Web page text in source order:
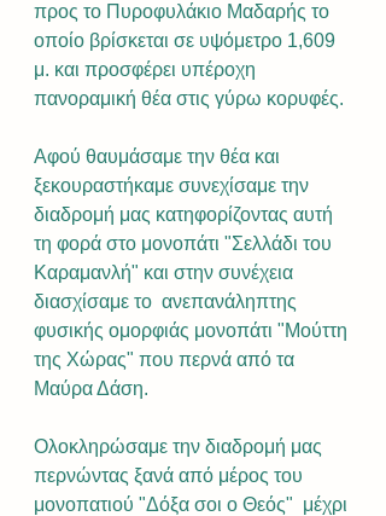
προς το Πυροφυλάκιο Μαδαρής το
οποίο βρίσκεται σε υψόμετρο 1,609
μ. και προσφέρει υπέροχη
πανοραμική θέα στις γύρω κορυφές.
Αφού θαυμάσαμε την θέα και
ξεκουραστήκαμε συνεχίσαμε την
διαδρομή μας κατηφορίζοντας αυτή
τη φορά στο μονοπάτι "Σελλάδι του
Καραμανλή" και στην συνέχεια
διασχίσαμε το  ανεπανάληπτης
φυσικής ομορφιάς μονοπάτι "Μούττη
της Χώρας" που περνά από τα
Μαύρα Δάση.
Ολοκληρώσαμε την διαδρομή μας
περνώντας ξανά από μέρος του
μονοπατιού "Δόξα σοι ο Θεός"  μέχρι